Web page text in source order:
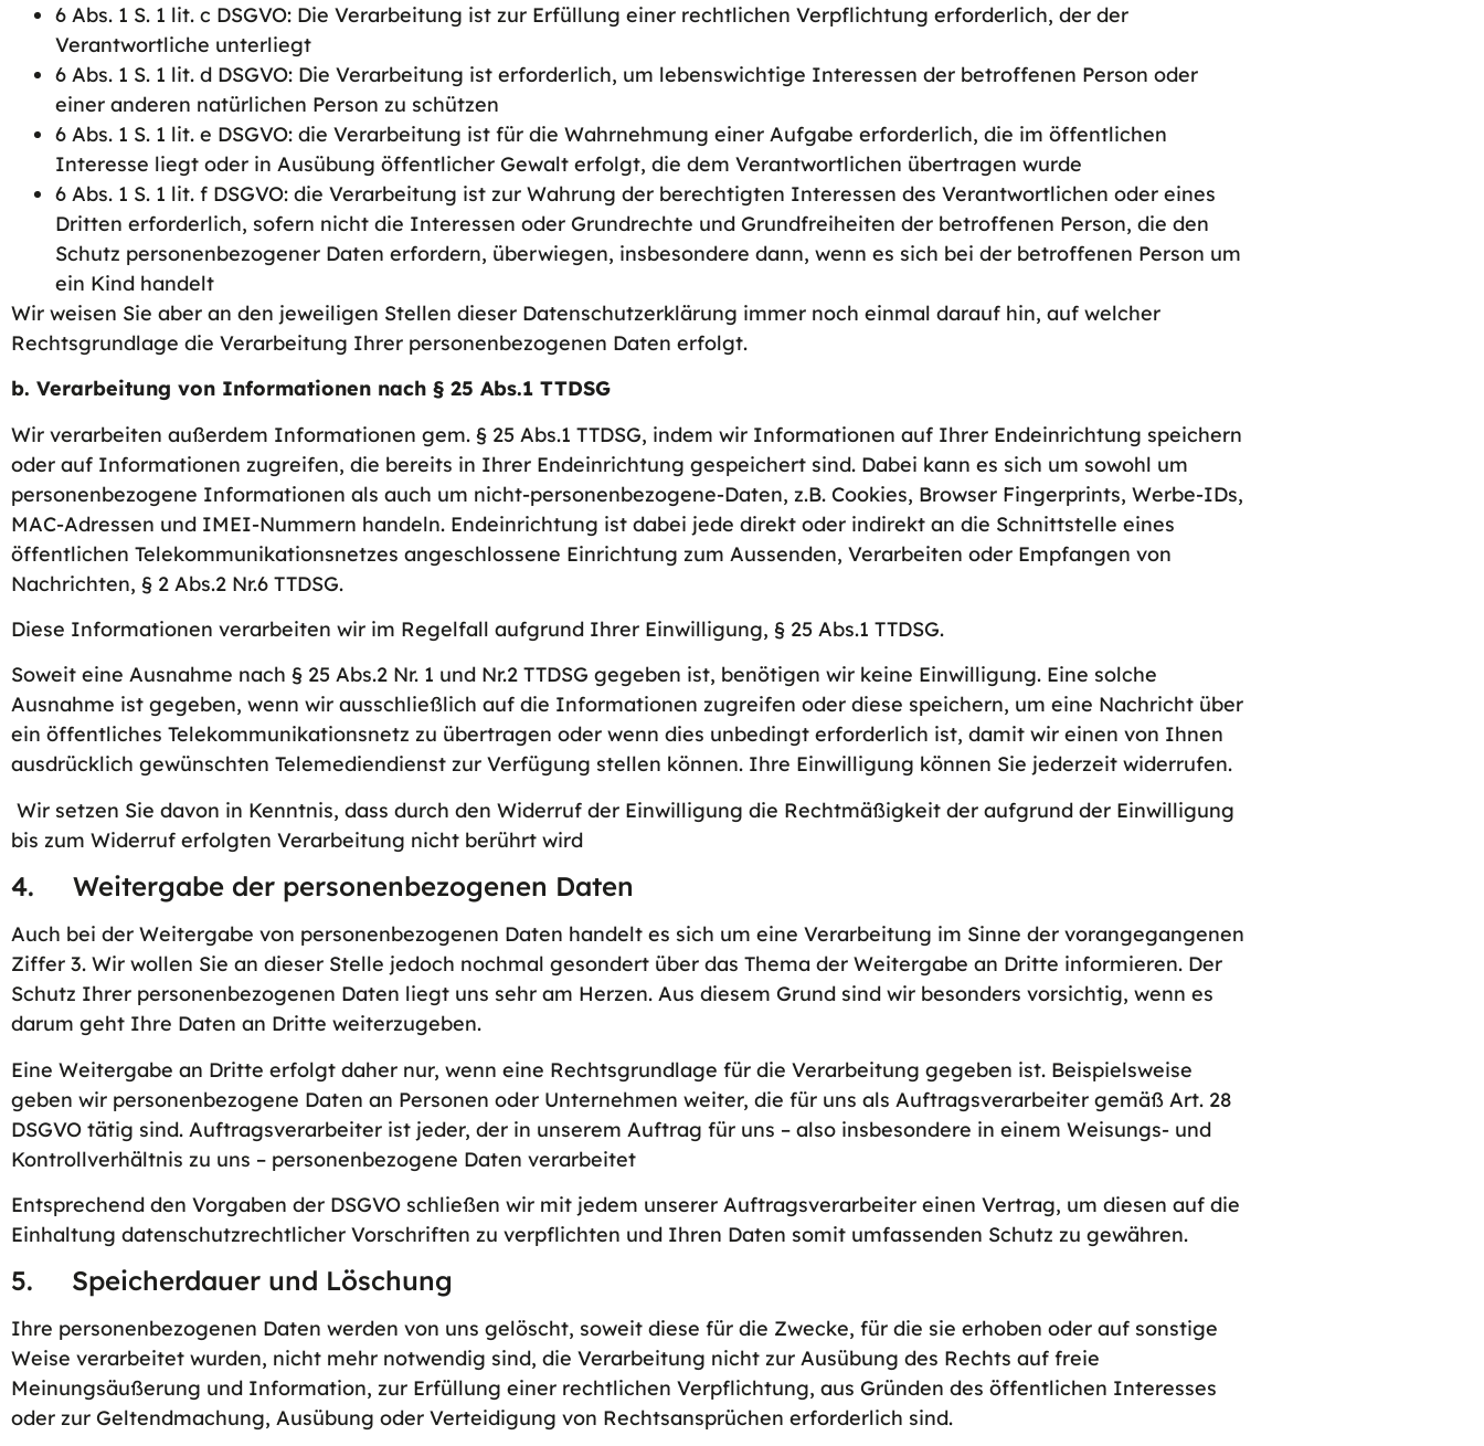
6 Abs. 1 S. 1 lit. c DSGVO: Die Verarbeitung ist zur Erfüllung einer rechtlichen Verpflichtung erforderlich, der der
Verantwortliche unterliegt
6 Abs. 1 S. 1 lit. d DSGVO: Die Verarbeitung ist erforderlich, um lebenswichtige Interessen der betroffenen Person oder
einer anderen natürlichen Person zu schützen
6 Abs. 1 S. 1 lit. e DSGVO: die Verarbeitung ist für die Wahrnehmung einer Aufgabe erforderlich, die im öffentlichen
Interesse liegt oder in Ausübung öffentlicher Gewalt erfolgt, die dem Verantwortlichen übertragen wurde
6 Abs. 1 S. 1 lit. f DSGVO: die Verarbeitung ist zur Wahrung der berechtigten Interessen des Verantwortlichen oder eines
Dritten erforderlich, sofern nicht die Interessen oder Grundrechte und Grundfreiheiten der betroffenen Person, die den
Schutz personenbezogener Daten erfordern, überwiegen, insbesondere dann, wenn es sich bei der betroffenen Person um
ein Kind handelt
Wir weisen Sie aber an den jeweiligen Stellen dieser Datenschutzerklärung immer noch einmal darauf hin, auf welcher
Rechtsgrundlage die Verarbeitung Ihrer personenbezogenen Daten erfolgt.
b. Verarbeitung von Informationen nach § 25 Abs.1 TTDSG
Wir verarbeiten außerdem Informationen gem. § 25 Abs.1 TTDSG, indem wir Informationen auf Ihrer Endeinrichtung speichern
oder auf Informationen zugreifen, die bereits in Ihrer Endeinrichtung gespeichert sind. Dabei kann es sich um sowohl um
personenbezogene Informationen als auch um nicht-personenbezogene-Daten, z.B. Cookies, Browser Fingerprints, Werbe-IDs,
MAC-Adressen und IMEI-Nummern handeln. Endeinrichtung ist dabei jede direkt oder indirekt an die Schnittstelle eines
öffentlichen Telekommunikationsnetzes angeschlossene Einrichtung zum Aussenden, Verarbeiten oder Empfangen von
Nachrichten, § 2 Abs.2 Nr.6 TTDSG.
Diese Informationen verarbeiten wir im Regelfall aufgrund Ihrer Einwilligung, § 25 Abs.1 TTDSG.
Soweit eine Ausnahme nach § 25 Abs.2 Nr. 1 und Nr.2 TTDSG gegeben ist, benötigen wir keine Einwilligung. Eine solche
Ausnahme ist gegeben, wenn wir ausschließlich auf die Informationen zugreifen oder diese speichern, um eine Nachricht über
ein öffentliches Telekommunikationsnetz zu übertragen oder wenn dies unbedingt erforderlich ist, damit wir einen von Ihnen
ausdrücklich gewünschten Telemediendienst zur Verfügung stellen können. Ihre Einwilligung können Sie jederzeit widerrufen.
Wir setzen Sie davon in Kenntnis, dass durch den Widerruf der Einwilligung die Rechtmäßigkeit der aufgrund der Einwilligung
bis zum Widerruf erfolgten Verarbeitung nicht berührt wird
4. Weitergabe der personenbezogenen Daten
Auch bei der Weitergabe von personenbezogenen Daten handelt es sich um eine Verarbeitung im Sinne der vorangegangenen
Ziffer 3. Wir wollen Sie an dieser Stelle jedoch nochmal gesondert über das Thema der Weitergabe an Dritte informieren. Der
Schutz Ihrer personenbezogenen Daten liegt uns sehr am Herzen. Aus diesem Grund sind wir besonders vorsichtig, wenn es
darum geht Ihre Daten an Dritte weiterzugeben.
Eine Weitergabe an Dritte erfolgt daher nur, wenn eine Rechtsgrundlage für die Verarbeitung gegeben ist. Beispielsweise
geben wir personenbezogene Daten an Personen oder Unternehmen weiter, die für uns als Auftragsverarbeiter gemäß Art. 28
DSGVO tätig sind. Auftragsverarbeiter ist jeder, der in unserem Auftrag für uns – also insbesondere in einem Weisungs- und
Kontrollverhältnis zu uns – personenbezogene Daten verarbeitet
Entsprechend den Vorgaben der DSGVO schließen wir mit jedem unserer Auftragsverarbeiter einen Vertrag, um diesen auf die
Einhaltung datenschutzrechtlicher Vorschriften zu verpflichten und Ihren Daten somit umfassenden Schutz zu gewähren.
5. Speicherdauer und Löschung
Ihre personenbezogenen Daten werden von uns gelöscht, soweit diese für die Zwecke, für die sie erhoben oder auf sonstige
Weise verarbeitet wurden, nicht mehr notwendig sind, die Verarbeitung nicht zur Ausübung des Rechts auf freie
Meinungsäußerung und Information, zur Erfüllung einer rechtlichen Verpflichtung, aus Gründen des öffentlichen Interesses
oder zur Geltendmachung, Ausübung oder Verteidigung von Rechtsansprüchen erforderlich sind.